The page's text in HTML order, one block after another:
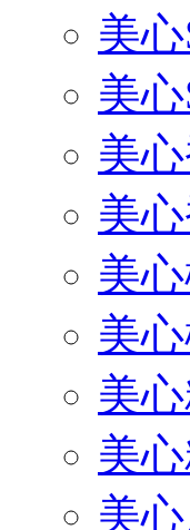
美
美
美
美
美
美
美
美
美